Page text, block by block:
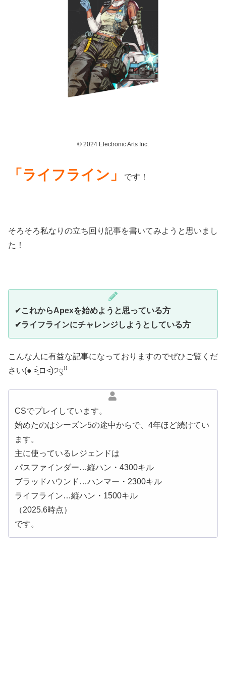
© 2024 Electronic Arts Inc.
「ライフライン」 です！
そろそろ私なりの立ち回り記事を書いてみようと思いまし
た！
✔︎これからApexを始めようと思っている方
✔︎ライフラインにチャレンジしようとしている方
こんな人に有益な記事になっておりますのでぜひご覧くだ
さい(● ˃̶͈̀ロ˂̶͈́)੭ꠥ⁾⁾
CSでプレイしています。
始めたのはシーズン5の途中からで、4年ほど続けてい
ます。
主に使っているレジェンドは
パスファインダー…縦ハン・4300キル
ブラッドハウンド…ハンマー・2300キル
ライフライン…縦ハン・1500キル
（2025.6時点）
です。